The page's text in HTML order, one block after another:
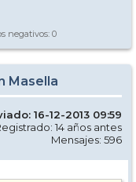
negativos: 0
Masella
16-12-2013 09:59
14 años antes
Mensajes: 596